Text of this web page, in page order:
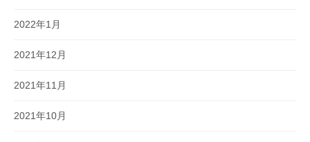
2022年1月
2021年12月
2021年11月
2021年10月